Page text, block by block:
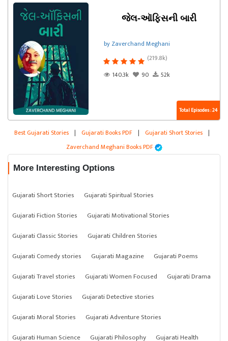
જેલ-ઑફિસની બારી
by Zaverchand Meghani
(219.8k)
140.3k
90 52k
Total Episodes : 24
Best Gujarati Stories | Gujarati Books PDF | Gujarati Short Stories |
Zaverchand Meghani Books PDF
More Interesting Options
Gujarati Short Stories
Gujarati Spiritual Stories
Gujarati Fiction Stories
Gujarati Motivational Stories
Gujarati Classic Stories
Gujarati Children Stories
Gujarati Comedy stories
Gujarati Magazine
Gujarati Poems
Gujarati Travel stories
Gujarati Women Focused
Gujarati Drama
Gujarati Love Stories
Gujarati Detective stories
Gujarati Moral Stories
Gujarati Adventure Stories
Gujarati Human Science
Gujarati Philosophy Gujarati Health